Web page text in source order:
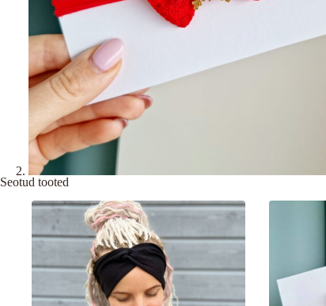
Seotud tooted